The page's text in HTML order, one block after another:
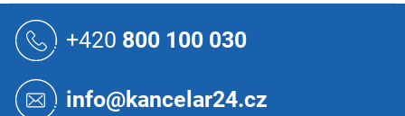
+420 800 100 030
info@kancelar24.cz